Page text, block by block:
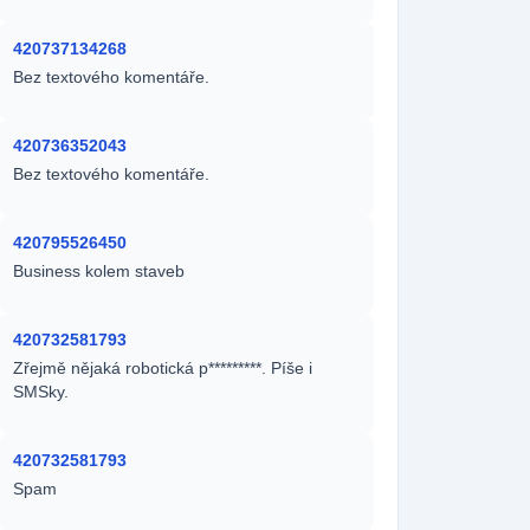
420737134268
Bez textového komentáře.
420736352043
Bez textového komentáře.
420795526450
Business kolem staveb
420732581793
Zřejmě nějaká robotická p*********. Píše i
SMSky.
420732581793
Spam